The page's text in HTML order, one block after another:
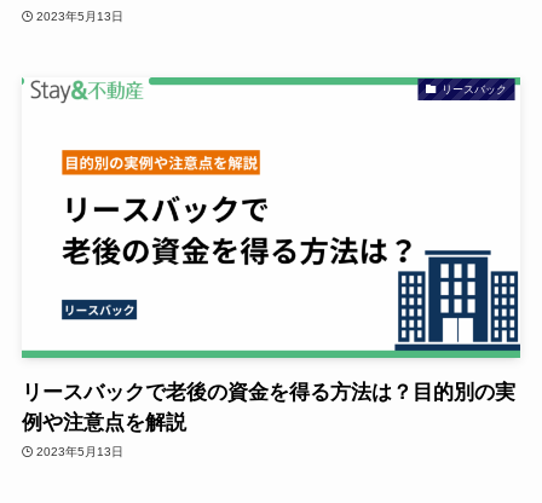
2023年5月13日
リースバック
リースバックで老後の資金を得る方法は？目的別の実
例や注意点を解説
2023年5月13日